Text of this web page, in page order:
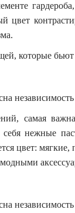
цвет
которые бьют
самая
нежные
цвет: